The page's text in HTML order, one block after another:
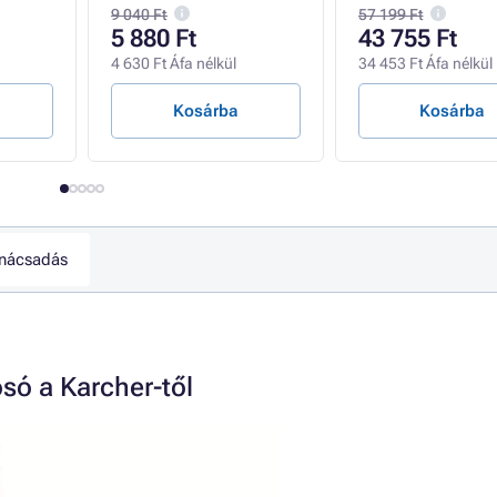
9 040 Ft
5 880 Ft
4 630 Ft Áfa nélkül
Kosárba
57 199 Ft
43 755 Ft
34 453 Ft Áfa nélkül
Kosárba
a Karcher-től